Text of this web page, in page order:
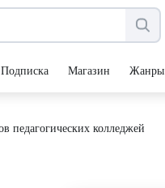
Подписка Магазин Жанры
педагогических колледжей